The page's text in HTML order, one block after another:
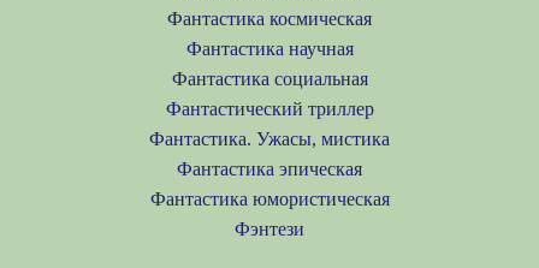
Фантастика космическая
Фантастика научная
Фантастика социальная
Фантастический триллер
Фантастика. Ужасы, мистика
Фантастика эпическая
Фантастика юмористическая
Фэнтези